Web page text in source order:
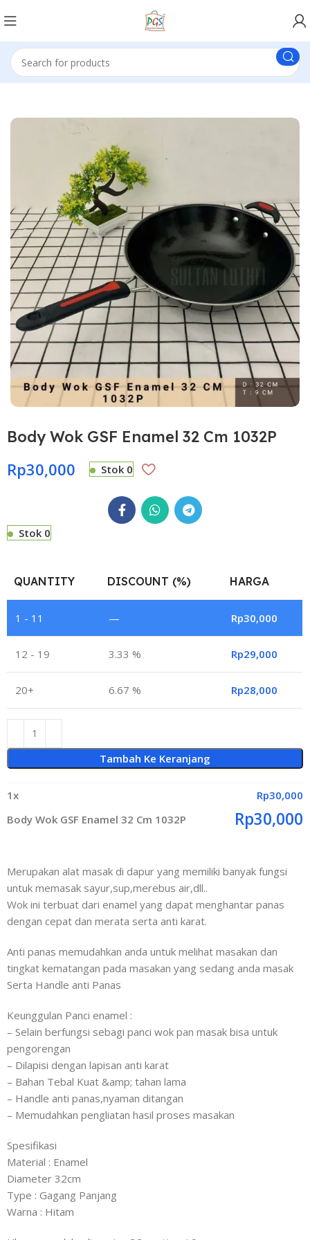
Body Wok GSF Enamel 32 Cm 1032P
Rp30,000 Stok 0
Stok 0
QUANTITY DISCOUNT (%) HARGA
1 - 11 — Rp30,000
12 - 19 3.33 % Rp29,000
20+ 6.67 % Rp28,000
Tambah Ke Keranjang
1x Rp30,000
Body Wok GSF Enamel 32 Cm 1032P
Rp30,000
Merupakan alat masak di dapur yang memiliki banyak fungsi
untuk memasak sayur,sup,merebus air,dll..
Wok ini terbuat dari enamel yang dapat menghantar panas
dengan cepat dan merata serta anti karat.
Anti panas memudahkan anda untuk melihat masakan dan
tingkat kematangan pada masakan yang sedang anda masak
Serta Handle anti Panas
Keunggulan Panci enamel :
– Selain berfungsi sebagi panci wok pan masak bisa untuk
pengorengan
– Dilapisi dengan lapisan anti karat
– Bahan Tebal Kuat &amp; tahan lama
– Handle anti panas,nyaman ditangan
– Memudahkan pengliatan hasil proses masakan
Spesifikasi
Material : Enamel
Diameter 32cm
Type : Gagang Panjang
Warna : Hitam